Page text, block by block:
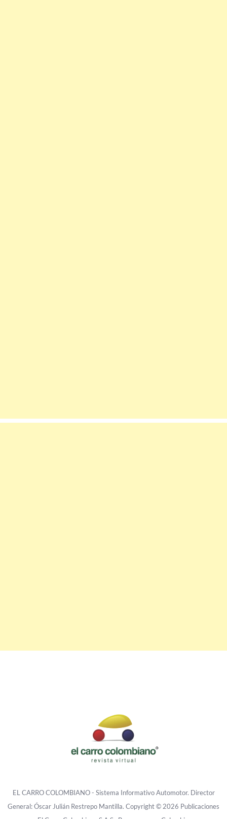
EL CARRO COLOMBIANO - Sistema Informativo Automotor. Director
General: Óscar Julián Restrepo Mantilla. Copyright © 2026 Publicaciones